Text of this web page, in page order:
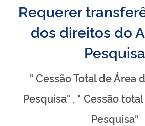
Requerer
dos direitos do
Pesquisa
" Cessão Total de Área
Pesquisa" , " Cessão
Pesquisa"